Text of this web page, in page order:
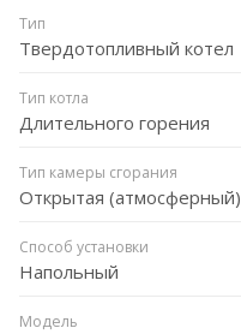
Тип
Твердотопливный котел
Тип котла
Длительного горения
Тип камеры сгорания
Открытая (атмосферный)
Способ установки
Напольный
Модель